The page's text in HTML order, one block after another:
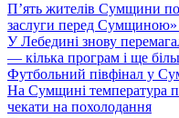
П’ять жителів Сумщини
заслуги перед Сумщиною»
У Лебедині знову
— кілька програм і ще
Футбольний півфінал у
На Сумщині температура
чекати на похолодання